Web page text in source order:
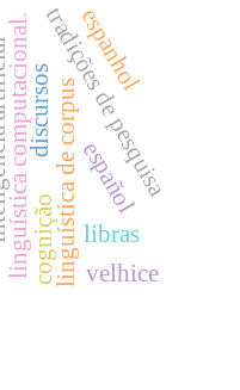
linguística de corpus
linguística computacional.cognição
tradições de pesquisa
español
espanhol
libras
velhice
discursos